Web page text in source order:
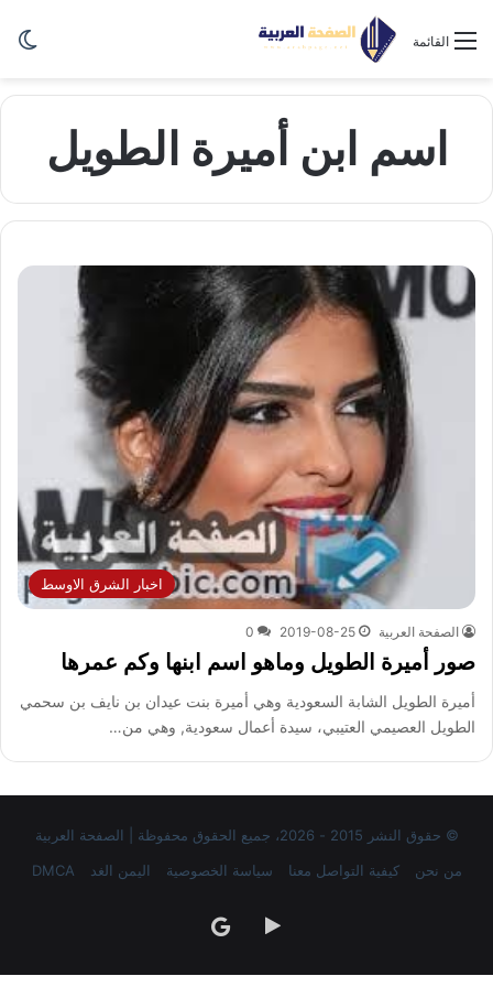
القائمة
اسم ابن أميرة الطويل
اخبار الشرق الاوسط
الصفحة العربية 2019-08-25
0
صور أميرة الطويل وماهو اسم ابنها وكم عمرها
أميرة الطويل الشابة السعودية وهي أميرة بنت عيدان بن نايف بن سحمي
الطويل العصيمي العتيبي، سيدة أعمال سعودية, وهي من…
© حقوق النشر 2015 - 2026، جميع الحقوق محفوظة | الصفحة العربية
من نحن
كيفية التواصل معنا سياسة الخصوصية اليمن الغد DMCA
‏Google
Play
google
news